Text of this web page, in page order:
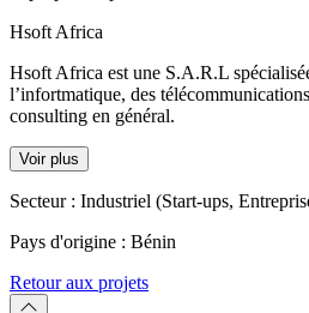
Hsoft Africa
Hsoft Africa est une S.A.R.L
l’infortmatique, des
consulting en général.
Voir plus
Secteur : Industriel (Start-ups,
Pays d'origine : Bénin
Retour aux projets